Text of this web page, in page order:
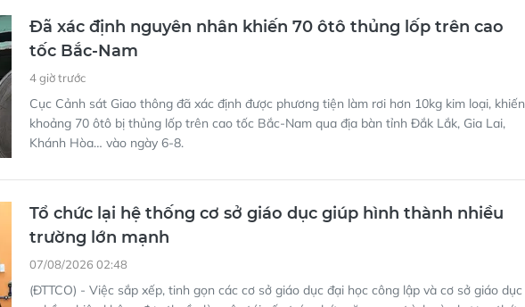
Đã xác định nguyên nhân khiến 70 ôtô thủng lốp trên cao
tốc Bắc-Nam
4 giờ trước
Cục Cảnh sát Giao thông đã xác định được phương tiện làm rơi hơn 10kg kim loại, khiến
khoảng 70 ôtô bị thủng lốp trên cao tốc Bắc-Nam qua địa bàn tỉnh Đắk Lắk, Gia Lai,
Khánh Hòa… vào ngày 6-8.
Tổ chức lại hệ thống cơ sở giáo dục giúp hình thành nhiều
trường lớn mạnh
07/08/2026 02:48
(ĐTTCO) - Việc sắp xếp, tinh gọn các cơ sở giáo dục đại học công lập và cơ sở giáo dục